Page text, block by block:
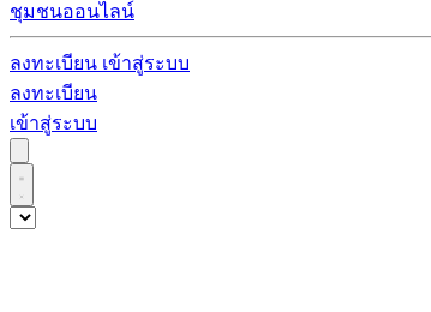
ชุมชนออนไลน์
ลงทะเบียน เข้าสู่ระบบ
ลงทะเบียน
เข้าสู่ระบบ